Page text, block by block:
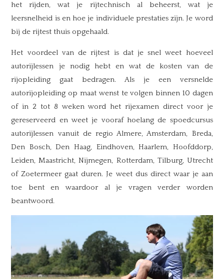
het rijden, wat je rijtechnisch al beheerst, wat je
leersnelheid is en hoe je individuele prestaties zijn. Je word
bij de rijtest thuis opgehaald.
Het voordeel van de rijtest is dat je snel weet hoeveel
autorijlessen je nodig hebt en wat de kosten van de
rijopleiding gaat bedragen. Als je een versnelde
autorijopleiding op maat wenst te volgen binnen 10 dagen
of in 2 tot 8 weken word het rijexamen direct voor je
gereserveerd en weet je vooraf hoelang de spoedcursus
autorijlessen vanuit de regio Almere, Amsterdam, Breda,
Den Bosch, Den Haag, Eindhoven, Haarlem, Hoofddorp,
Leiden, Maastricht, Nijmegen, Rotterdam, Tilburg, Utrecht
of Zoetermeer gaat duren. Je weet dus direct waar je aan
toe bent en waardoor al je vragen verder worden
beantwoord.